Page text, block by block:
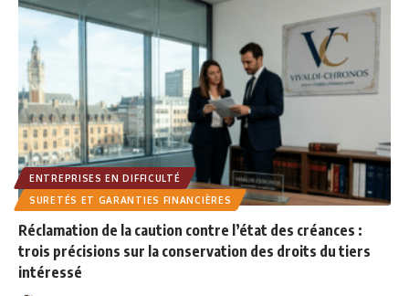
ENTREPRISES EN DIFFICULTÉ
SURETÉS ET GARANTIES FINANCIÈRES
Réclamation de la caution contre l’état des créances :
trois précisions sur la conservation des droits du tiers
intéressé